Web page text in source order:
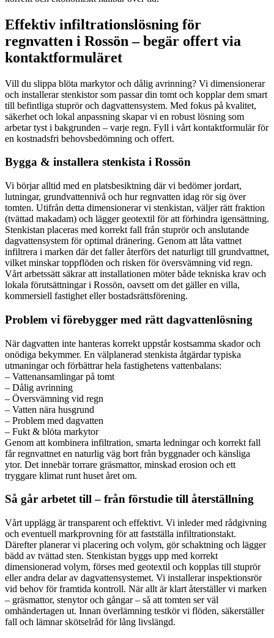
Effektiv infiltrationslösning för
regnvatten i Rossön – begär offert via
kontaktformuläret
Vill du slippa blöta markytor och dålig avrinning? Vi dimensionerar
och installerar stenkistor som passar din tomt och kopplar dem smart
till befintliga stuprör och dagvattensystem. Med fokus på kvalitet,
säkerhet och lokal anpassning skapar vi en robust lösning som
arbetar tyst i bakgrunden – varje regn. Fyll i vårt kontaktformulär för
en kostnadsfri behovsbedömning och offert.
Bygga & installera stenkista i Rossön
Vi börjar alltid med en platsbesiktning där vi bedömer jordart,
lutningar, grundvattennivå och hur regnvatten idag rör sig över
tomten. Utifrån detta dimensionerar vi stenkistan, väljer rätt fraktion
(tvättad makadam) och lägger geotextil för att förhindra igensättning.
Stenkistan placeras med korrekt fall från stuprör och anslutande
dagvattensystem för optimal dränering. Genom att låta vattnet
infiltrera i marken där det faller återförs det naturligt till grundvattnet,
vilket minskar toppflöden och risken för översvämning vid regn.
Vårt arbetssätt säkrar att installationen möter både tekniska krav och
lokala förutsättningar i Rossön, oavsett om det gäller en villa,
kommersiell fastighet eller bostadsrättsförening.
Problem vi förebygger med rätt dagvattenlösning
När dagvatten inte hanteras korrekt uppstår kostsamma skador och
onödiga bekymmer. En välplanerad stenkista åtgärdar typiska
utmaningar och förbättrar hela fastighetens vattenbalans:
– Vattenansamlingar på tomt
– Dålig avrinning
– Översvämning vid regn
– Vatten nära husgrund
– Problem med dagvatten
– Fukt & blöta markytor
Genom att kombinera infiltration, smarta ledningar och korrekt fall
får regnvattnet en naturlig väg bort från byggnader och känsliga
ytor. Det innebär torrare gräsmattor, minskad erosion och ett
tryggare klimat runt huset året om.
Så går arbetet till – från förstudie till återställning
Vårt upplägg är transparent och effektivt. Vi inleder med rådgivning
och eventuell markprovning för att fastställa infiltrationstakt.
Därefter planerar vi placering och volym, gör schaktning och lägger
bädd av tvättad sten. Stenkistan byggs upp med korrekt
dimensionerad volym, förses med geotextil och kopplas till stuprör
eller andra delar av dagvattensystemet. Vi installerar inspektionsrör
vid behov för framtida kontroll. När allt är klart återställer vi marken
– gräsmattor, stenytor och gångar – så att tomten ser väl
omhändertagen ut. Innan överlämning testkör vi flöden, säkerställer
fall och lämnar skötselråd för lång livslängd.